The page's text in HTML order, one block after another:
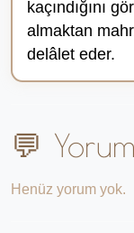
kaçın­dığını
almaktan
delâlet eder.
💬
Henüz yorum yok.